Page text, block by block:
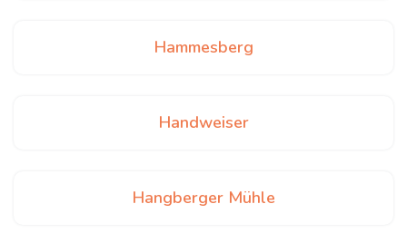
Hammesberg
Handweiser
Hangberger Mühle